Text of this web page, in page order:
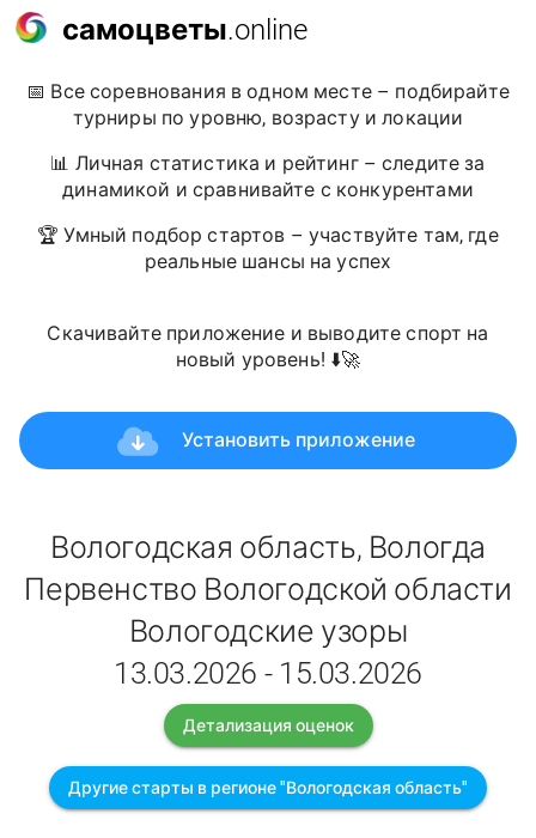
самоцветы.online
📅 Все соревнования в одном месте – подбирайте
турниры по уровню, возрасту и локации
📊 Личная статистика и рейтинг – следите за
динамикой и сравнивайте с конкурентами
🏆 Умный подбор стартов – участвуйте там, где
реальные шансы на успех
Скачивайте приложение и выводите спорт на
новый уровень! ⬇️🚀
Установить приложение
Вологодская область, Вологда
Первенство Вологодской области
Вологодские узоры
13.03.2026 - 15.03.2026
Детализация оценок
Другие старты в регионе "Вологодская область"